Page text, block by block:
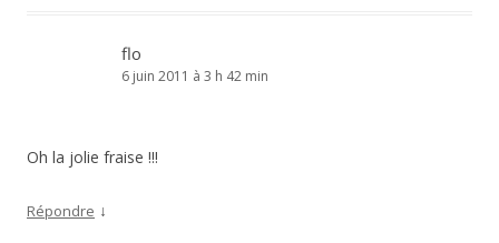
flo
6 juin 2011 à 3 h 42 min
Oh la jolie fraise !!!
Répondre ↓